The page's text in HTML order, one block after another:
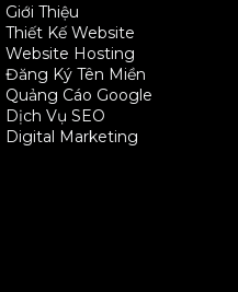
Giới Thiệu
Thiết Kế Website
Website Hosting
Đăng Ký Tên Miền
Quảng Cáo Google
Dịch Vụ SEO
Digital Marketing